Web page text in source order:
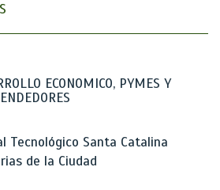
ECONOMICO, PYMES Y
Tecnológico Santa Catalina
de la Ciudad